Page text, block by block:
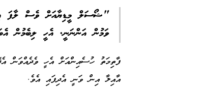
"ޝޯސަލް މީޑިޔާއަށް ވެސް ލާފަ
ވަމުން އަންނަނީ. އެހީ ލިބެމުން
ފާތިމަތު ހުސެއިންއަށް އެހީ ވެދެއްވަން
އާއިލާ އިން ވަނީ އެދިފައި އެވެ.